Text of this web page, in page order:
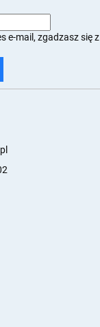
e-mail, zgadzasz się z